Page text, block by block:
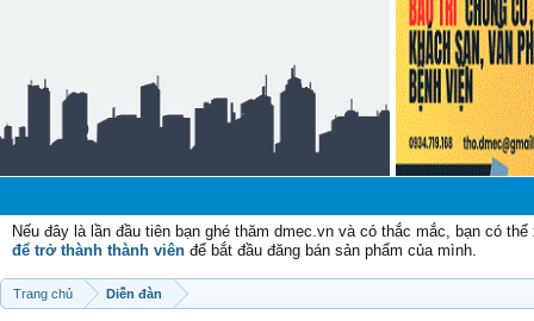
Nếu đây là lần đầu tiên bạn ghé thăm dmec.vn và có thắc mắc, bạn có
để trở thành thành viên để bắt đầu đăng bán sản phẩm của mình.
Trang chủ Diễn đàn